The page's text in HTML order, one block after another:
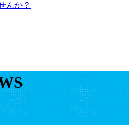
んか？